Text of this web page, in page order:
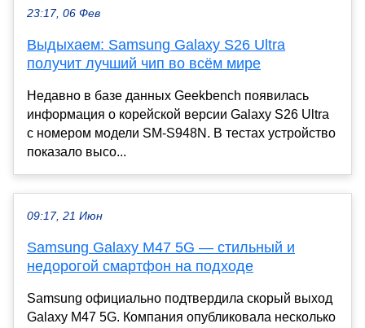
23:17, 06 Фев
Выдыхаем: Samsung Galaxy S26 Ultra
получит лучший чип во всём мире
Недавно в базе данных Geekbench появилась
информация о корейской версии Galaxy S26 Ultra
с номером модели SM-S948N. В тестах устройство
показало высо...
09:17, 21 Июн
Samsung Galaxy M47 5G — стильный и
недорогой смартфон на подходе
Samsung официально подтвердила скорый выход
Galaxy M47 5G. Компания опубликовала несколько